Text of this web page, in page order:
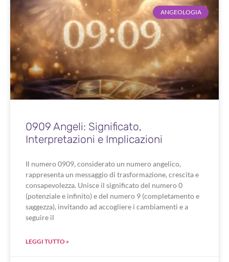
ANGEOLOGIA
0909 Angeli: Significato,
Interpretazioni e Implicazioni
Il numero 0909, considerato un numero angelico,
rappresenta un messaggio di trasformazione, crescita e
consapevolezza. Unisce il significato del numero 0
(potenziale e infinito) e del numero 9 (completamento e
saggezza), invitando ad accogliere i cambiamenti e a
seguire il
LEGGI TUTTO »